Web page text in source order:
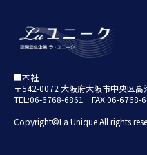
■本社
〒542-0072 大阪府大阪市中央区高
TEL:06-6768-6861 FAX:06-6768-
Copyright©La Unique All rights